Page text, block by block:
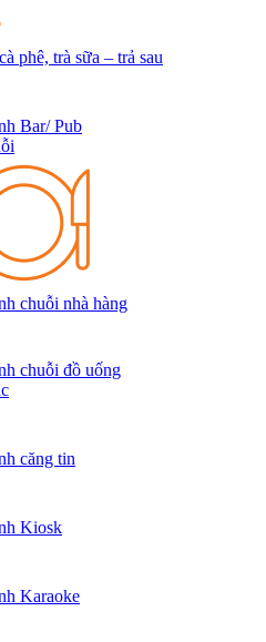
phê, trà sữa – trả sau
Bar/ Pub
chuỗi nhà hàng
chuỗi đồ uống
căng tin
Kiosk
Karaoke